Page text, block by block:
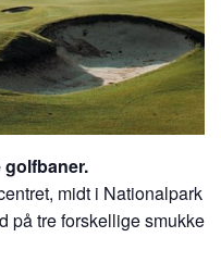
midt i Nationalpark
på tre forskellige smukke